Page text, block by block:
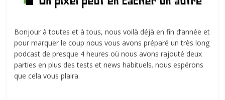
Bonjour à toutes et à tous, nous voilà déjà en fin d’année et
pour marquer le coup nous vous avons préparé un très long
podcast de presque 4 heures où nous avons rajouté deux
parties en plus des tests et news habituels. nous espérons
que cela vous plaira.